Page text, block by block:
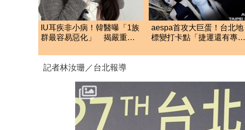
IU耳疾非小病！韓醫曝「1族
群最容易惡化」 揭嚴重後
aespa首攻大巨蛋！台北地
標變打卡點「捷運還有專屬
記者林汝珊／台北報導